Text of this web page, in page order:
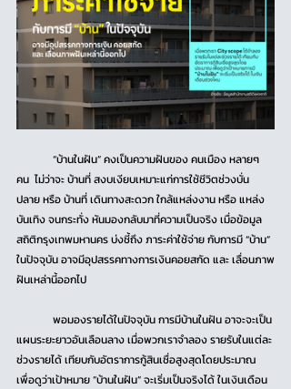
คน  ไม่ว่าจะ บ้านที่ สงบเงียบเหมาะแก่การใช้ชีวิตช่วงบั่น
ปลาย หรือ บ้านที่ เดินทางสะดวก ใกล้แหล่งงาน หรือ แหล่ง
บันเทิง จนกระทั่ง หันมองกลับมาที่ความเป็นจริง เมื่อข้อมูล
สถิติกรุงเทพมหานคร บ่งชี้ถึง ภาระค่าใช้จ่าย กับการมี “บ้าน”
ในปัจจุบัน อาจมีอุปสรรคทางการเงินคอยสกัด และ เลื่อนภาพ
ฝันเหล่านี้ออกไป
แผนระยะยาวอันเลือนลาง เมื่อพวกเราจำลอง รายรับในแต่ละ
ช่วงรายได้ เทียบกับอัตราการกู้สินเชื่อสูงสุดโดยประมาณ
เพื่อดูว่าเป้าหมาย ”บ้านในฝัน” จะเริ่มเป็นจริงได้ ในเงินเดือน